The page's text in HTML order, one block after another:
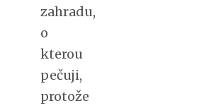
zahradu,
o
kterou
pečuji,
protože